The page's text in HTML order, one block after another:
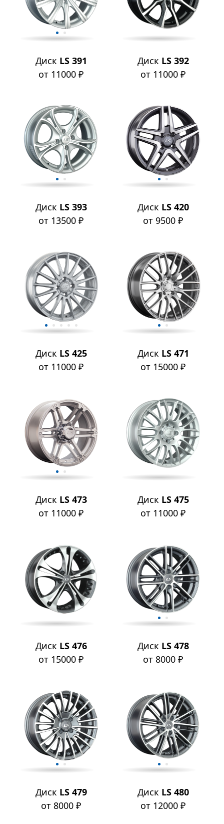
Диск LS 391
от 11000 ₽
Диск LS 392
от 11000 ₽
Диск LS 393
от 13500 ₽
Диск LS 420
от 9500 ₽
Диск LS 425
от 11000 ₽
Диск LS 471
от 15000 ₽
Диск LS 473
от 11000 ₽
Диск LS 475
от 11000 ₽
Диск LS 476
от 15000 ₽
Диск LS 478
от 8000 ₽
Диск LS 479
от 8000 ₽
Диск LS 480
от 12000 ₽